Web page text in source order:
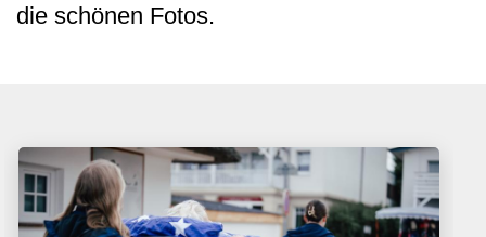
die schönen Fotos.